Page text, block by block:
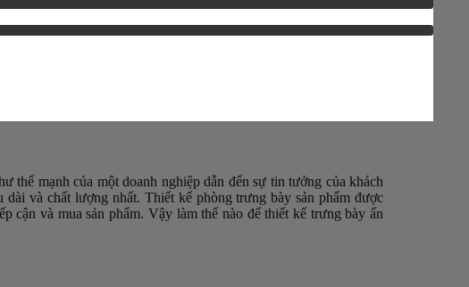
thế mạnh của một doanh nghiệp dẫn đến sự tin tưởng của khách
và chất lượng nhất. Thiết kế phòng trưng bày sản phẩm được
cận và mua sản phẩm. Vậy làm thế nào để thiết kế trưng bày ấn